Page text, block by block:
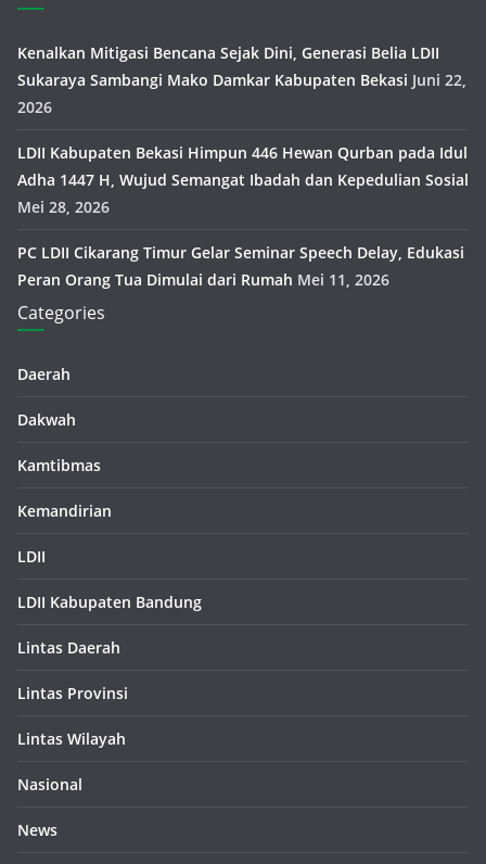
Kenalkan Mitigasi Bencana Sejak Dini, Generasi Belia LDII
Sukaraya Sambangi Mako Damkar Kabupaten Bekasi Juni 22,
2026
LDII Kabupaten Bekasi Himpun 446 Hewan Qurban pada Idul
Adha 1447 H, Wujud Semangat Ibadah dan Kepedulian Sosial
Mei 28, 2026
PC LDII Cikarang Timur Gelar Seminar Speech Delay, Edukasi
Peran Orang Tua Dimulai dari Rumah Mei 11, 2026
Categories
Daerah
Dakwah
Kamtibmas
Kemandirian
LDII
LDII Kabupaten Bandung
Lintas Daerah
Lintas Provinsi
Lintas Wilayah
Nasional
News